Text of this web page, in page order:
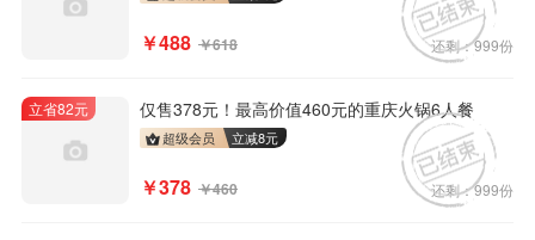
￥488 ￥618 还剩：999份
立省82元 仅售378元！最高价值460元的重庆火锅6人餐
超级会员 立减8元
￥378 ￥460 还剩：999份